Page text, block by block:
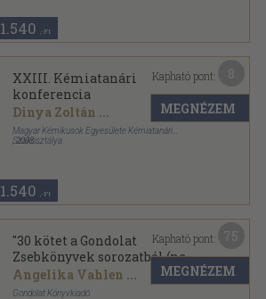
1.540 ,-Ft
XXIII. Kémiatanári
konferencia
Dinya Zoltán ...
Magyar Kémikusok Egyesülete Kémiatanári
Szakosztálya
,2008
1.540 ,-Ft
Kapható pont:
MEGNÉZEM
"30 kötet a Gondolat
Zsebkönyvek sorozatból (nem
teljes sorozat)"
Angelika Vahlen ...
Gondolat Könyvkiadó
Kapható pont:
MEGNÉZEM